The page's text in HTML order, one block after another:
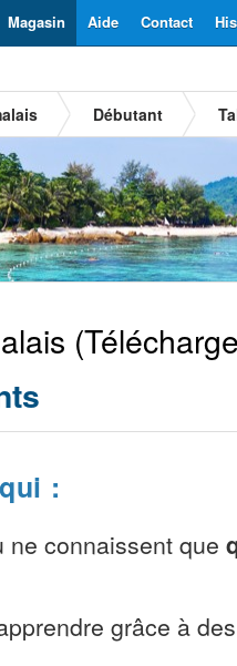
Contact
Aide
Magasin
Débutant
:
ne connaissent que
grâce à